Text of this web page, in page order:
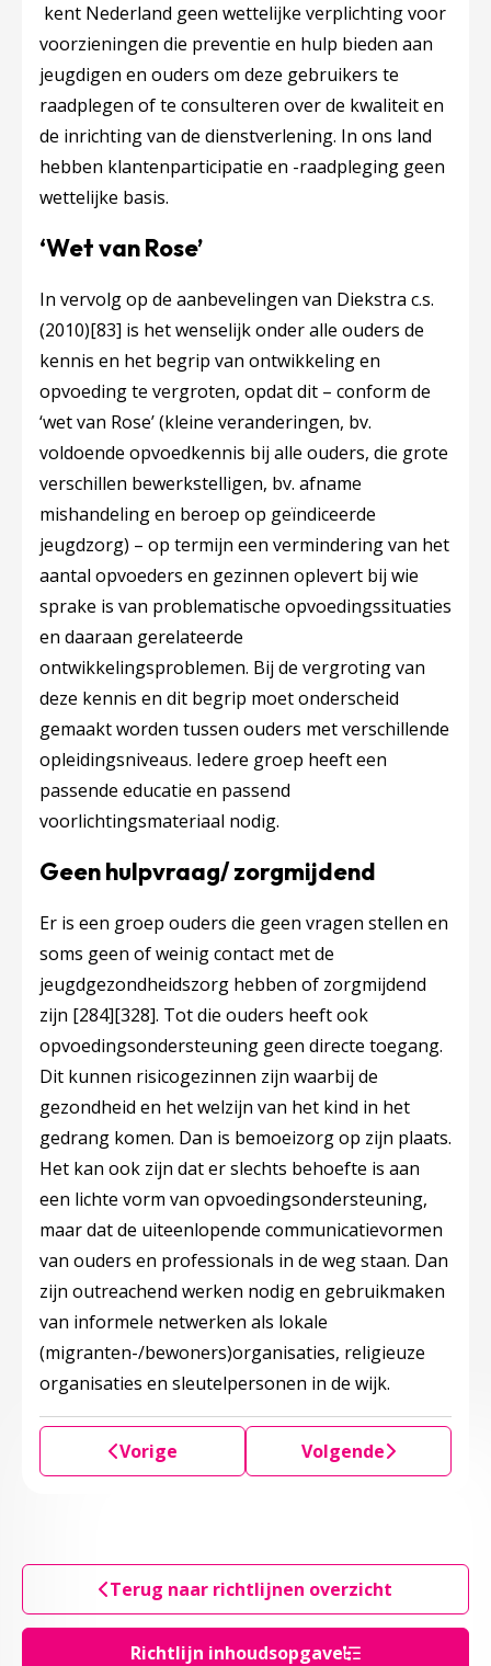
Richtlijn inhoudsopgave
kent Nederland geen wettelijke verplichting voor
voorzieningen die preventie en hulp bieden aan
jeugdigen en ouders om deze gebruikers te
raadplegen of te consulteren over de kwaliteit en
de inrichting van de dienstverlening. In ons land
hebben klantenparticipatie en -raadpleging geen
wettelijke basis.
‘Wet van Rose’
In vervolg op de aanbevelingen van Diekstra c.s.
(2010)[83] is het wenselijk onder alle ouders de
kennis en het begrip van ontwikkeling en
opvoeding te vergroten, opdat dit – conform de
‘wet van Rose’ (kleine veranderingen, bv.
voldoende opvoedkennis bij alle ouders, die grote
verschillen bewerkstelligen, bv. afname
mishandeling en beroep op geïndiceerde
jeugdzorg) – op termijn een vermindering van het
aantal opvoeders en gezinnen oplevert bij wie
sprake is van problematische opvoedingssituaties
en daaraan gerelateerde
ontwikkelingsproblemen. Bij de vergroting van
deze kennis en dit begrip moet onderscheid
gemaakt worden tussen ouders met verschillende
opleidingsniveaus. Iedere groep heeft een
passende educatie en passend
voorlichtingsmateriaal nodig.
Geen hulpvraag/ zorgmijdend
Er is een groep ouders die geen vragen stellen en
soms geen of weinig contact met de
jeugdgezondheidszorg hebben of zorgmijdend
zijn [284][328]. Tot die ouders heeft ook
opvoedingsondersteuning geen directe toegang.
Dit kunnen risicogezinnen zijn waarbij de
gezondheid en het welzijn van het kind in het
gedrang komen. Dan is bemoeizorg op zijn plaats.
Het kan ook zijn dat er slechts behoefte is aan
een lichte vorm van opvoedingsondersteuning,
maar dat de uiteenlopende communicatievormen
van ouders en professionals in de weg staan. Dan
zijn outreachend werken nodig en gebruikmaken
van informele netwerken als lokale
(migranten-/bewoners)organisaties, religieuze
organisaties en sleutelpersonen in de wijk.
Vorige Volgende
Terug naar richtlijnen overzicht